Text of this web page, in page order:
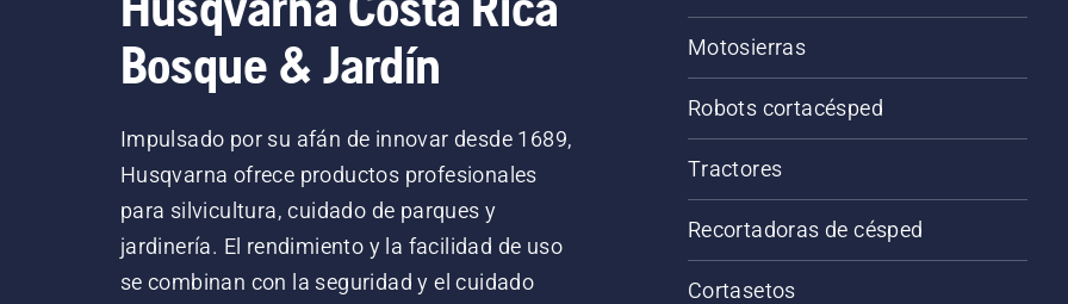
Bosque & Jardín
Impulsado por su afán de innovar desde 1689,
Husqvarna ofrece productos profesionales
para silvicultura, cuidado de parques y
jardinería. El rendimiento y la facilidad de uso
se combinan con la seguridad y el cuidado
Motosierras
Robots cortacésped
Tractores
Recortadoras de césped
Cortasetos